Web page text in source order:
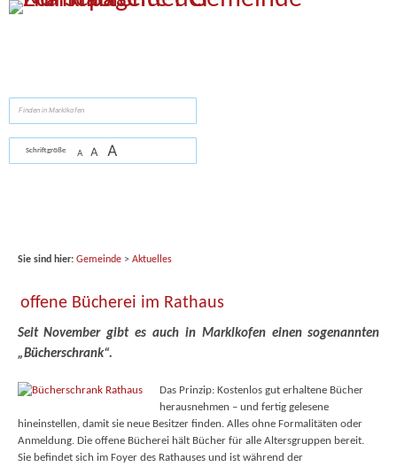
Zum Inhalt,zur Navigationoderzur Startseitespringen.
Schriftgröße A A A
Sie sind hier: Gemeinde> Aktuelles
offene Bücherei im Rathaus
Seit November gibt es auch in Marklkofen einen sogenannten
„Bücherschrank“.
Das Prinzip: Kostenlos gut erhaltene Bücher
herausnehmen – und fertig gelesene
hineinstellen, damit sie neue Besitzer finden. Alles ohne Formalitäten oder
Anmeldung. Die offene Bücherei hält Bücher für alle Altersgruppen bereit.
Sie befindet sich im Foyer des Rathauses und ist während der